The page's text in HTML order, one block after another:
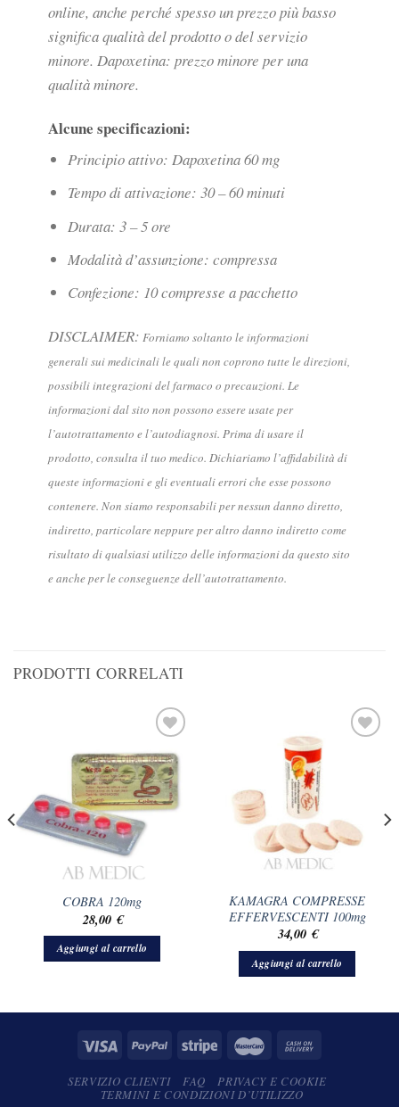
online, anche perché spesso un prezzo più basso
significa qualità del prodotto o del servizio
minore. Dapoxetina: prezzo minore per una
qualità minore.
Alcune specificazioni:
Principio attivo: Dapoxetina 60 mg
Tempo di attivazione: 30 – 60 minuti
Durata: 3 – 5 ore
Modalità d’assunzione: compressa
Confezione: 10 compresse a pacchetto
DISCLAIMER: Forniamo soltanto le informazioni
generali sui medicinali le quali non coprono tutte le direzioni,
possibili integrazioni del farmaco o precauzioni. Le
informazioni dal sito non possono essere usate per
l’autotrattamento e l’autodiagnosi. Prima di usare il
prodotto, consulta il tuo medico. Dichiariamo l’affidabilità di
queste informazioni e gli eventuali errori che esse possono
contenere. Non siamo responsabili per nessun danno diretto,
indiretto, particolare neppure per altro danno indiretto come
risultato di qualsiasi utilizzo delle informazioni da questo sito
e anche per le conseguenze dell’autotrattamento.
PRODOTTI CORRELATI
COBRA 120mg
28,00 €
Aggiungi al carrello
KAMAGRA COMPRESSE
EFFERVESCENTI 100mg
34,00 €
Aggiungi al carrello
SERVIZIO CLIENTI FAQ
PRIVACY E COOKIE
TERMINI E CONDIZIONI D’UTILIZZO